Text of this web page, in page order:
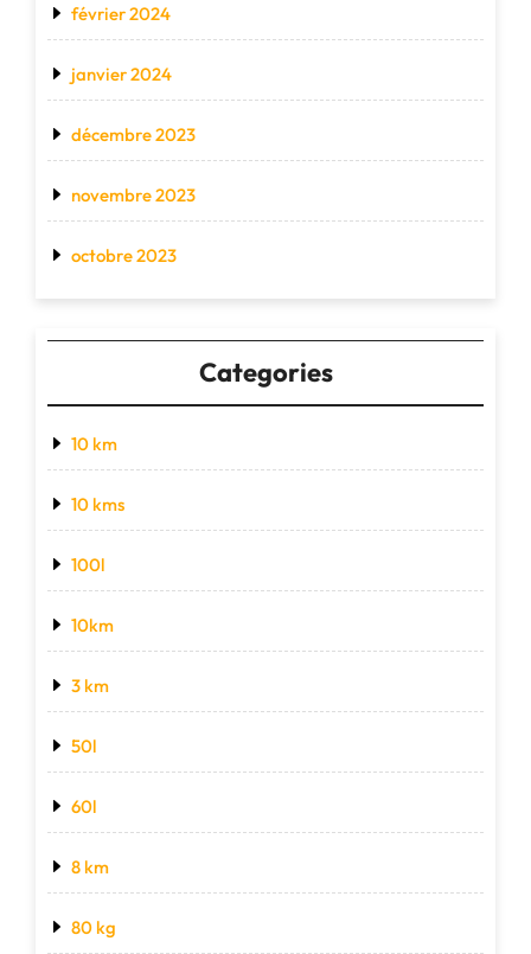
février 2024
janvier 2024
décembre 2023
novembre 2023
octobre 2023
Categories
10 km
10 kms
100l
10km
3 km
50l
60l
8 km
80 kg